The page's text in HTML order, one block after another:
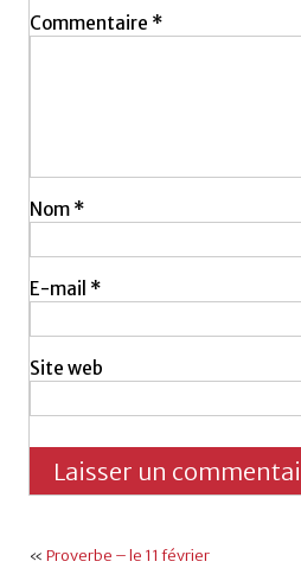
Commentaire *
Nom *
E-mail *
Site web
« Proverbe – le 11 février